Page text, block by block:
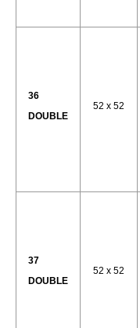
36
DOUBLE
52 x 52
37
DOUBLE
52 x 52